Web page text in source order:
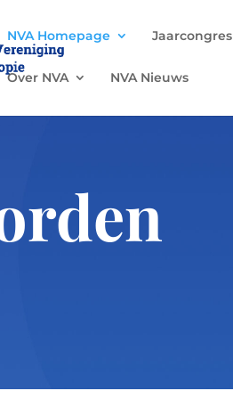
NVA Homepage Jaarcongres
Over NVA NVA Nieuws